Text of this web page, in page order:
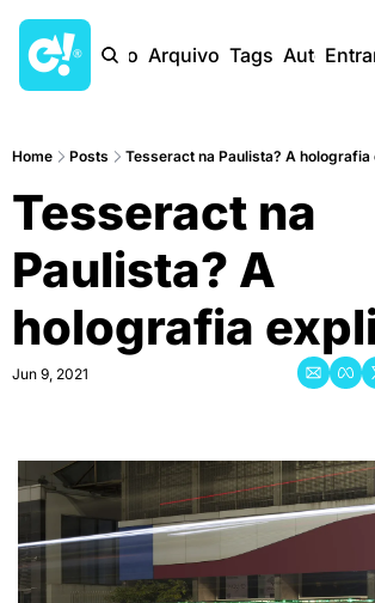
Início Arquivo Tags Autores
Home Posts Tesseract na Paulista? A holografia
Tesseract na
Paulista? A
holografia
Jun 9, 2021